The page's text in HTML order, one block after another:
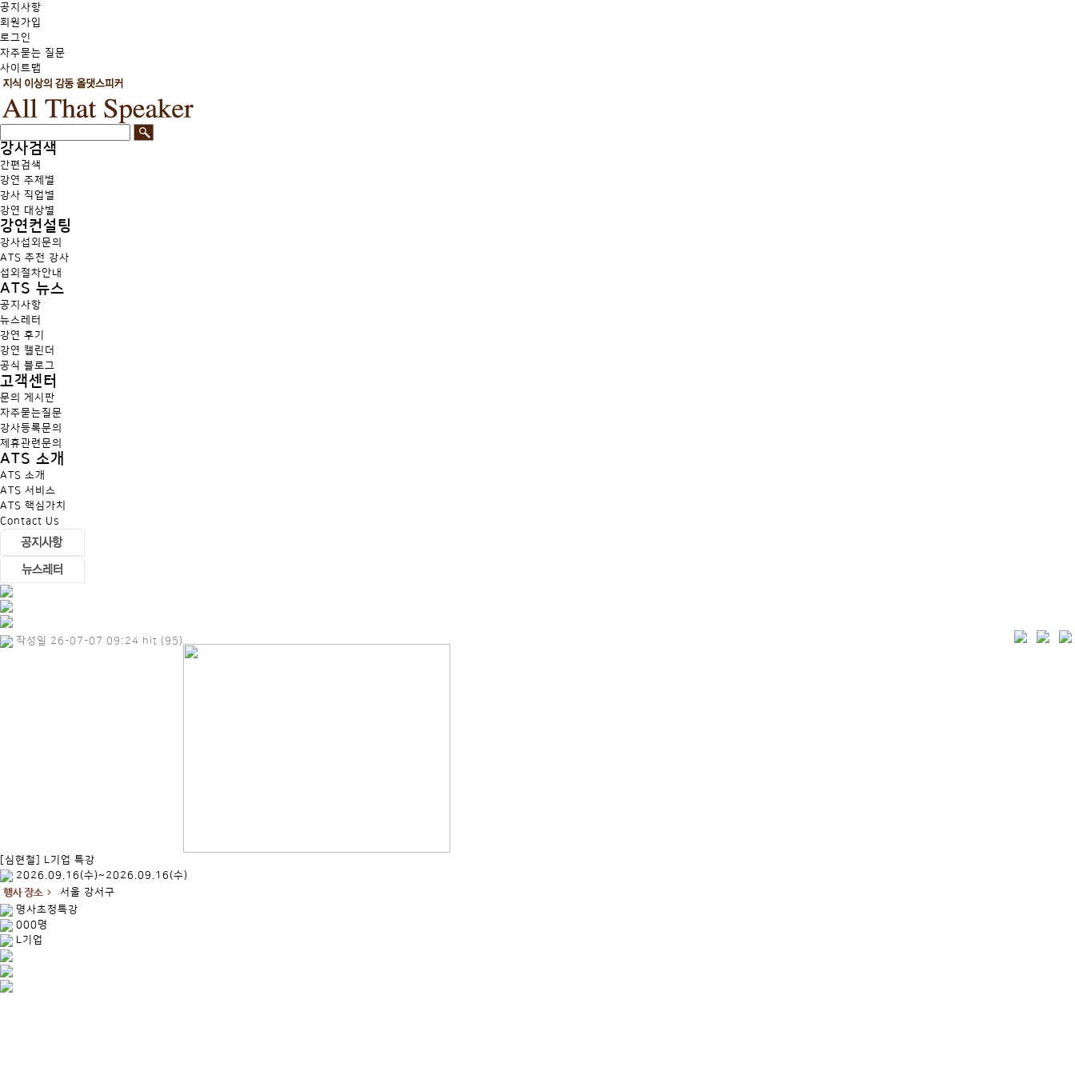
공지사항
회원가입
로그인
자주묻는 질문
사이트맵
강사검색
간편검색
강연 주제별
강사 직업별
강연 대상별
강연컨설팅
강사섭외문의
ATS 추천 강사
섭외절차안내
ATS 뉴스
공지사항
뉴스레터
강연 후기
강연 캘린더
공식 블로그
고객센터
문의 게시판
자주묻는질문
강사등록문의
제휴관련문의
ATS 소개
ATS 소개
ATS 서비스
ATS 핵심가치
Contact Us
작성일 26-07-07 09:24 hit (95)
[심현철] L기업 특강
2026.09.16(수)~2026.09.16(수)
서울 강서구
명사초청특강
000명
L기업